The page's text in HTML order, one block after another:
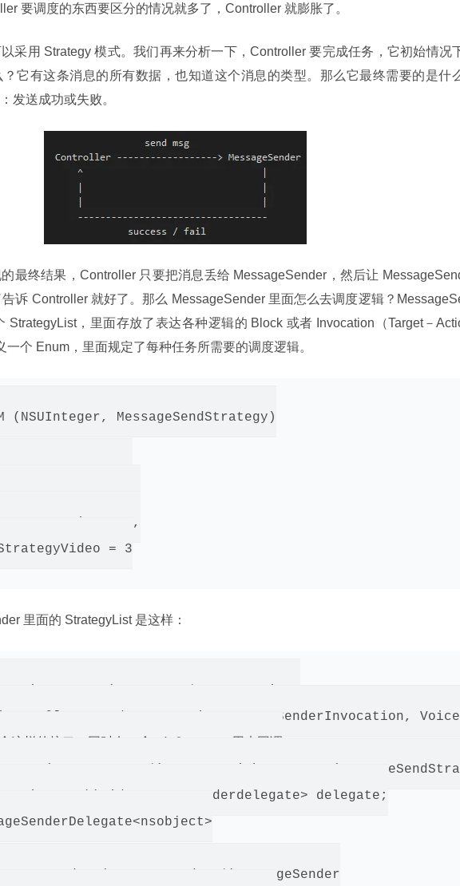
要调度的东西要区分的情况就多了，Controller 就膨胀了。
采用 Strategy 模式。我们再来分析一下，Controller 要完成任务，它初始情况
它有这条消息的所有数据，也知道这个消息的类型。那么它最终需要的是什
发送成功或失败。
的最终结果，Controller 只要把消息丢给 MessageSender，然后让
诉 Controller 就好了。那么 MessageSender 里面怎么去调度逻辑？
StrategyList，里面存放了表达各种逻辑的 Block 或者 Invocation（Target－
一个 Enum，里面规定了每种任务所需要的调度逻辑。
(NSUInteger, MessageSendStrategy)
= 2,
= 3
里面的 StrategyList 是这样：
= @[TextSenderInvocation, ImageSenderInvocation,
*)message
weak) id<messagesenderdelegate> delegate;
*)messageSender